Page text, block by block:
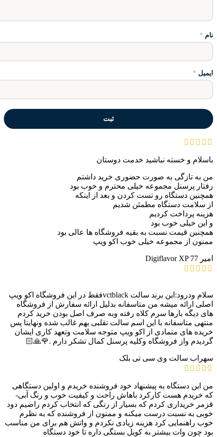
نام *
ایمیل *
باسلام و خسته نباشید خدمت دوستان
من به تازگی به صورت حضوری خرید داشتم
رفتار پرسنل مجموعه خیلی محترم و خوب بود
همچنین دستگاه رو تست کردن و بعد از اینکه
از سلامت دستگاه مطمئن شدیم
هزینه پرداخت کردیم
و این خیلی خوب بود
همچنین قیمت نسبت به بقیه فروشگاه ها عالی بود
ممنون از مجموعه خیلی خوب اکو ویپ
امیر Digiflavor XP 77
سلام ودرود:این برند سالت vctblackفقط در این فروشگاه اکو ویپ
اصلی ارائه میشه من متاسفانه بدلیل ارائه سفارش از فروشگاه
های دیگه بارها سرم کلاه رفته وبه صرف اصل بودن خرید کردم
منتهی متاسفانه با این اسم سالت تقلبی بهم غالب شده ونهایتا پس
خریده های متمادی از اکو ویپ متوجه سلامت وتعهد کاری ایشان
گردیدم واز فروشگاه وکلیه پرسنل کمال تشکر دارم .🌹🙏🏻
سهراب سالت وی سی تی بلک
من این دستگاه به پیشنهاد خود فروشنده خریدم و اولین دستگاهی
که خریدم هست کارکرد باهاش راحت و کیفیت خوب و رنگ آبی-
قزمر خریداری کردم که بسیار از رنگی که انتخاب کردم راضیم دود
خوبی به نسبت درست میکنه و ممنون از فروشنده که به نظرم
خوب راهنمایی کرد هزینه زیادی نکردم و واتش هم برای من مناسب
بود چون وات بیشتر به کویل بستگی داره تا خود دستگاه